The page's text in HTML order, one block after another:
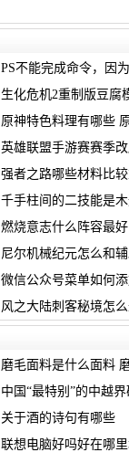
PS不能完成命令，因
生化危机2重制版豆腐
原神特色料理有哪些
英雄联盟手游赛赛季
强者之路哪些材料比
千手柱间的二技能是
燃烧意志什么阵容最
尼尔机械纪元怎么和
微信公众号菜单如何
风之大陆刺客秘境怎
磨毛面料是什么面料
中国“最特别”的中越
关于酒的诗句有哪些
联想电脑好吗好在哪